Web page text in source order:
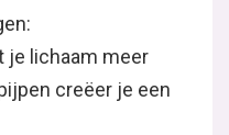
je lichaam meer
creëer je een